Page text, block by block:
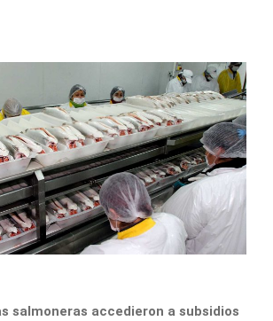
salmoneras accedieron a subsidios